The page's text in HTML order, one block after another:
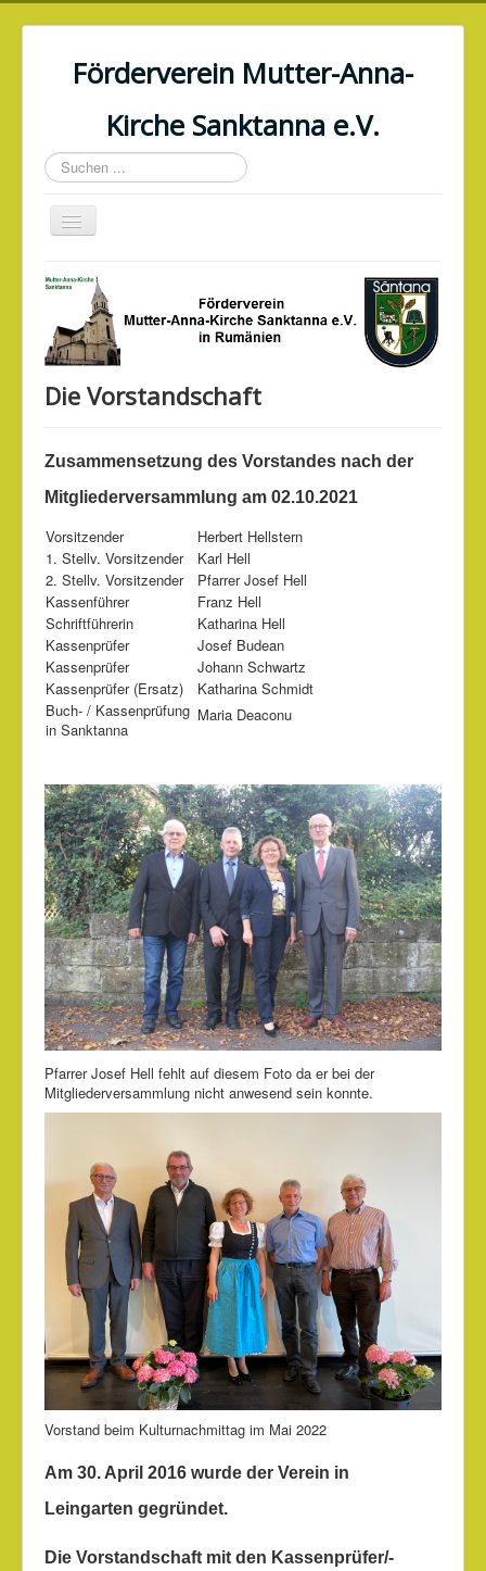
Förderverein Mutter-Anna-
Kirche Sanktanna e.V.
Suchen
...
Navigation
an/aus
Home
Aktuelles
Verein
Geschichte
Veranstaltungen
Partner
Bildergalerie
Kontakt
Impressum
Die Vorstandschaft
Zusammensetzung des Vorstandes nach der
Mitgliederversammlung am 02.10.2021
Vorsitzender
Herbert Hellstern
1. Stellv. Vorsitzender
Karl Hell
2. Stellv. Vorsitzender
Pfarrer Josef Hell
Kassenführer
Franz Hell
Schriftführerin
Katharina Hell
Kassenprüfer
Josef Budean
Kassenprüfer
Johann Schwartz
Kassenprüfer (Ersatz)
Katharina Schmidt
Buch- / Kassenprüfung
in Sanktanna
Maria Deaconu
Pfarrer Josef Hell fehlt auf diesem Foto da er bei der
Mitgliederversammlung nicht anwesend sein konnte.
Vorstand beim Kulturnachmittag im Mai 2022
Am 30. April 2016 wurde der Verein in
Leingarten gegründet.
Die Vorstandschaft mit den Kassenprüfer/-